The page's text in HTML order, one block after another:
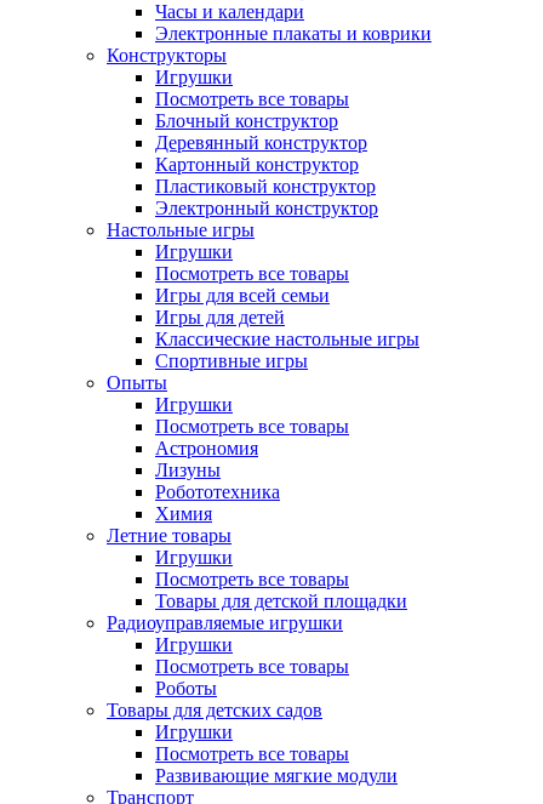
Часы и календари
Электронные плакаты и коврики
Конструкторы
Игрушки
Посмотреть все товары
Блочный конструктор
Деревянный конструктор
Картонный конструктор
Пластиковый конструктор
Электронный конструктор
Настольные игры
Игрушки
Посмотреть все товары
Игры для всей семьи
Игры для детей
Классические настольные игры
Спортивные игры
Опыты
Игрушки
Посмотреть все товары
Астрономия
Лизуны
Робототехника
Химия
Летние товары
Игрушки
Посмотреть все товары
Товары для детской площадки
Радиоуправляемые игрушки
Игрушки
Посмотреть все товары
Роботы
Товары для детских садов
Игрушки
Посмотреть все товары
Развивающие мягкие модули
Транспорт